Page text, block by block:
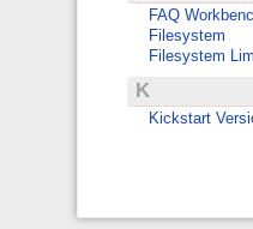
FAQ
Filesystem
Filesystem
K
Kickstart